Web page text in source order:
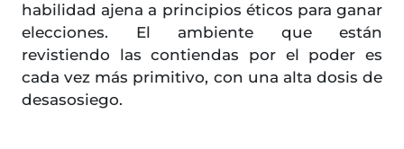
habilidad ajena a principios éticos para ganar
elecciones. El ambiente que están
revistiendo las contiendas por el poder es
cada vez más primitivo, con una alta dosis de
desasosiego.